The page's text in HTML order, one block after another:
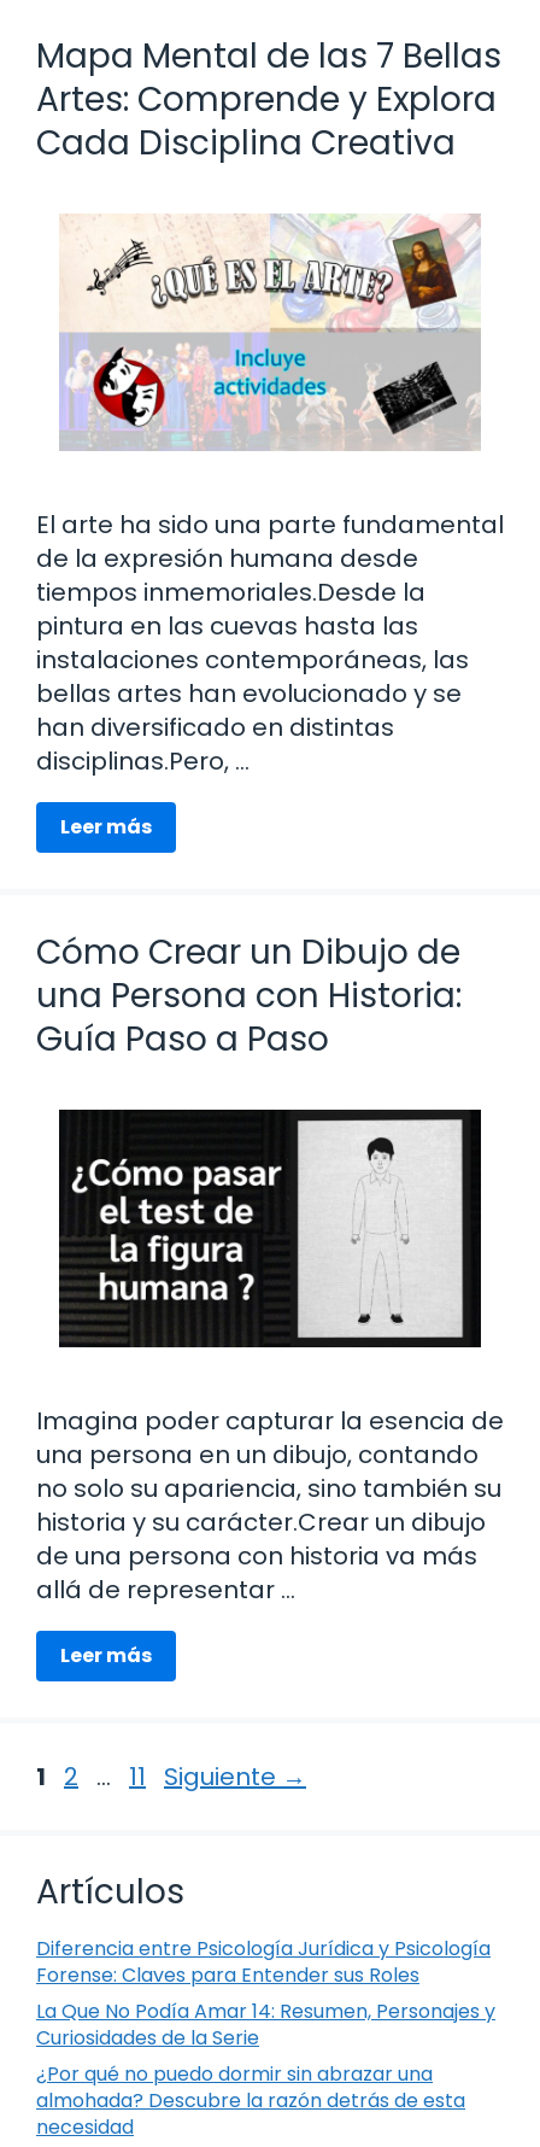
Mapa Mental de las 7 Bellas
Artes: Comprende y Explora
Cada Disciplina Creativa
El arte ha sido una parte fundamental
de la expresión humana desde
tiempos inmemoriales.Desde la
pintura en las cuevas hasta las
instalaciones contemporáneas, las
bellas artes han evolucionado y se
han diversificado en distintas
disciplinas.Pero, …
Leer más
Cómo Crear un Dibujo de
una Persona con Historia:
Guía Paso a Paso
Imagina poder capturar la esencia de
una persona en un dibujo, contando
no solo su apariencia, sino también su
historia y su carácter.Crear un dibujo
de una persona con historia va más
allá de representar …
Leer más
Página
1 Página
2 … Página
11 Siguiente →
Artículos
Diferencia entre Psicología Jurídica y Psicología
Forense: Claves para Entender sus Roles
La Que No Podía Amar 14: Resumen, Personajes y
Curiosidades de la Serie
¿Por qué no puedo dormir sin abrazar una
almohada? Descubre la razón detrás de esta
necesidad